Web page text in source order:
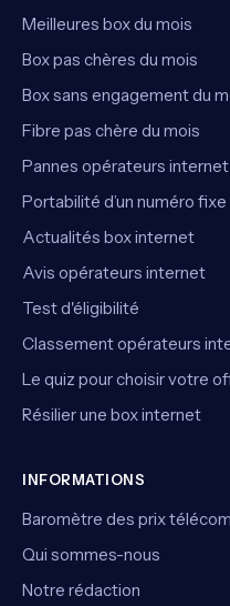
Meilleures box du mois
Box pas chères du mois
Box sans engagement du
Fibre pas chère du mois
Pannes opérateurs internet
Portabilité d’un numéro fixe
Actualités box internet
Avis opérateurs internet
Test d'éligibilité
Classement opérateurs
Le quiz pour choisir votre
Résilier une box internet
INFORMATIONS
Baromètre des prix télécom
Qui sommes-nous
Notre rédaction